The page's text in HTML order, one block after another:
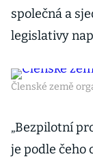
společná a
legislativy
Členské země
„Bezpilotní
je podle čeho